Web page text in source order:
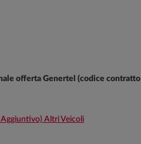
offerta Genertel (codice
Altri Veicoli